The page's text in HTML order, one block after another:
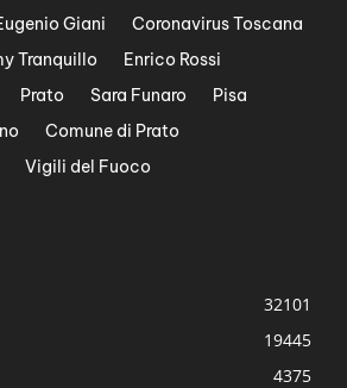
Giani
Coronavirus Toscana
Tranquillo
Enrico Rossi
Prato Sara Funaro
Pisa
Comune di Prato
Vigili del Fuoco
32101
19445
4375